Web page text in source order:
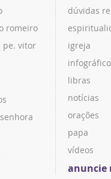
romeiro
pe. vitor
dúvidas
igreja
libras
notícias
orações
papa
vídeos
anuncie